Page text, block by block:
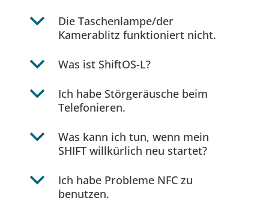
b
Die Taschenlampe/der
Kamerablitz funktioniert nicht.
b Was ist ShiftOS-L?
b
Ich habe Störgeräusche beim
Telefonieren.
b
Was kann ich tun, wenn mein
SHIFT willkürlich neu startet?
b
Ich habe Probleme NFC zu
benutzen.